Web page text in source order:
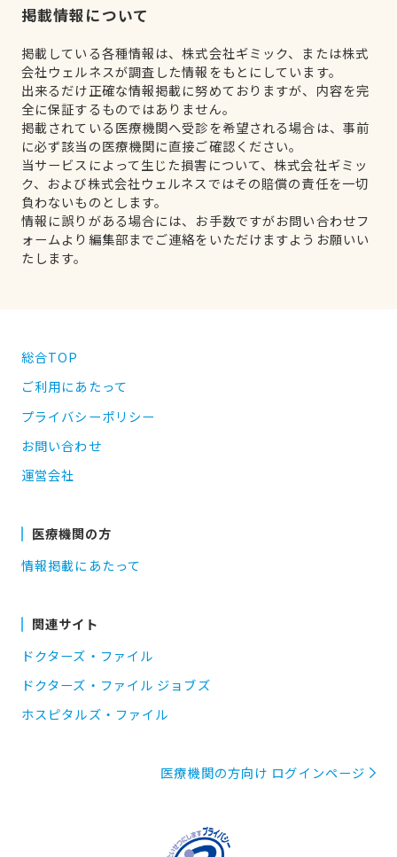
掲載情報について
掲載している各種情報は、株式会社ギミック、または株式
会社ウェルネスが調査した情報をもとにしています。
出来るだけ正確な情報掲載に努めておりますが、内容を完
全に保証するものではありません。
掲載されている医療機関へ受診を希望される場合は、事前
に必ず該当の医療機関に直接ご確認ください。
当サービスによって生じた損害について、株式会社ギミッ
ク、および株式会社ウェルネスではその賠償の責任を一切
負わないものとします。
情報に誤りがある場合には、お手数ですがお問い合わせフ
ォームより編集部までご連絡をいただけますようお願いい
たします。
総合TOP
ご利用にあたって
プライバシーポリシー
お問い合わせ
運営会社
医療機関の方
情報掲載にあたって
関連サイト
ドクターズ・ファイル
ドクターズ・ファイル ジョブズ
ホスピタルズ・ファイル
医療機関の方向け ログインページ